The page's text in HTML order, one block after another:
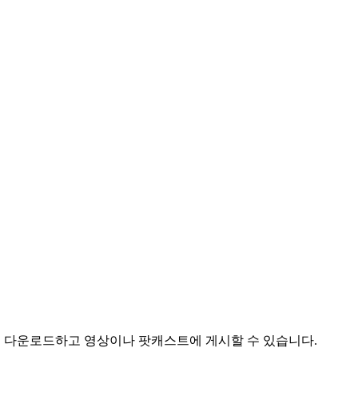
운로드하고 영상이나 팟캐스트에 게시할 수 있습니다.